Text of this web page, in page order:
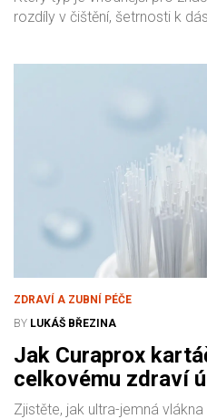
rozdíly v čištění, šetrnosti k
ZDRAVÍ A ZUBNÍ PÉČE
BY LUKÁŠ BŘEZINA
Jak Curaprox
celkovému zdraví
průvodce
Zjistěte, jak ultra-jemná